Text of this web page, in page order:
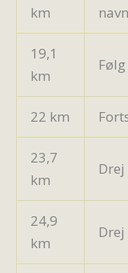
km
19,1
km
22 km
23,7
km
24,9
km